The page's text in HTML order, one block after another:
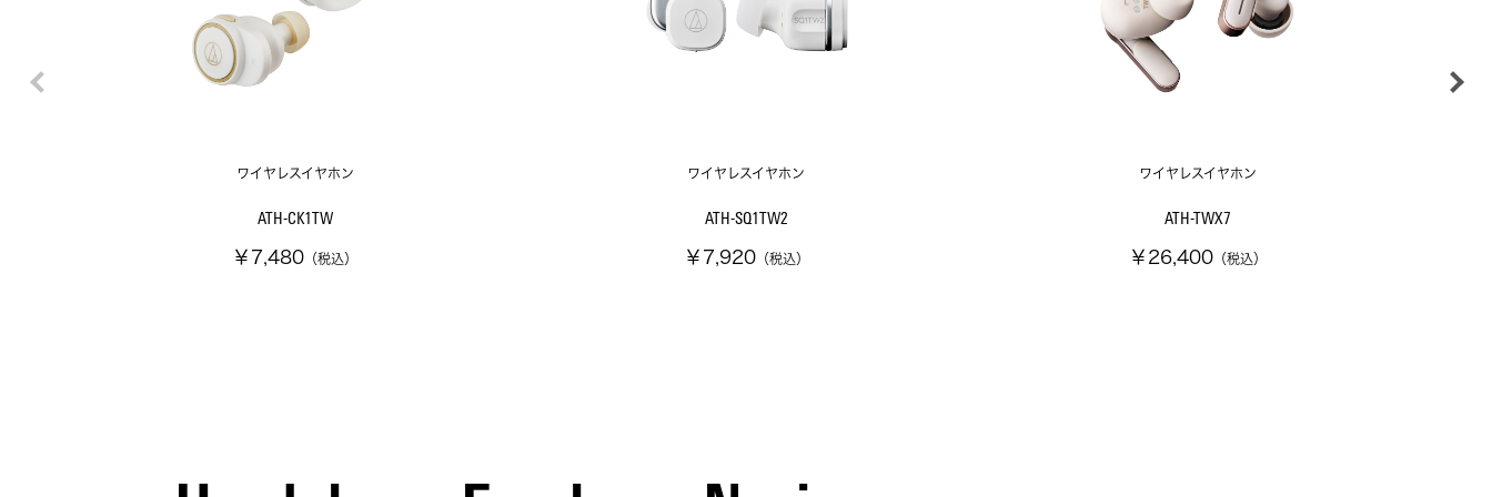
ワイヤレスイヤホン
ATH-CK1TW
￥7,480 （税込）
ワイヤレスイヤホン
ATH-SQ1TW2
￥7,920（税込）
ワイヤレスイヤホン
ATH-TWX7
￥26,400（税込）